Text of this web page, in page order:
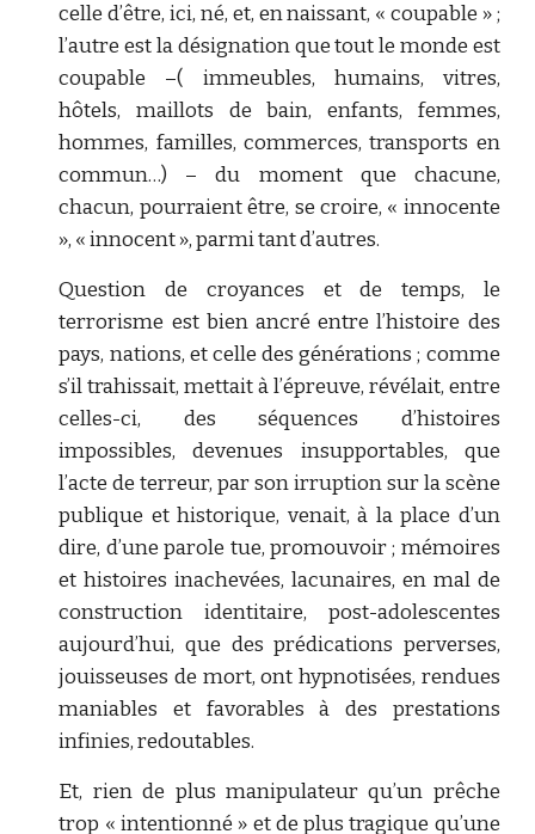
celle d’être, ici, né, et, en naissant, « coupable » ;
l’autre est la désignation que tout le monde est
coupable –( immeubles, humains, vitres,
hôtels, maillots de bain, enfants, femmes,
hommes, familles, commerces, transports en
commun…) – du moment que chacune,
chacun, pourraient être, se croire, « innocente
», « innocent », parmi tant d’autres.
Question de croyances et de temps, le
terrorisme est bien ancré entre l’histoire des
pays, nations, et celle des générations ; comme
s’il trahissait, mettait à l’épreuve, révélait, entre
celles-ci, des séquences d’histoires
impossibles, devenues insupportables, que
l’acte de terreur, par son irruption sur la scène
publique et historique, venait, à la place d’un
dire, d’une parole tue, promouvoir ; mémoires
et histoires inachevées, lacunaires, en mal de
construction identitaire, post-adolescentes
aujourd’hui, que des prédications perverses,
jouisseuses de mort, ont hypnotisées, rendues
maniables et favorables à des prestations
infinies, redoutables.
Et, rien de plus manipulateur qu’un prêche
trop « intentionné » et de plus tragique qu’une